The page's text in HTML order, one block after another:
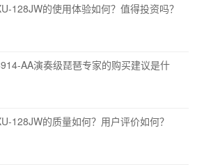
128JW的使用体验如何？值得投资吗？
AA演奏级琵琶专家的购买建议是什
128JW的质量如何？用户评价如何？